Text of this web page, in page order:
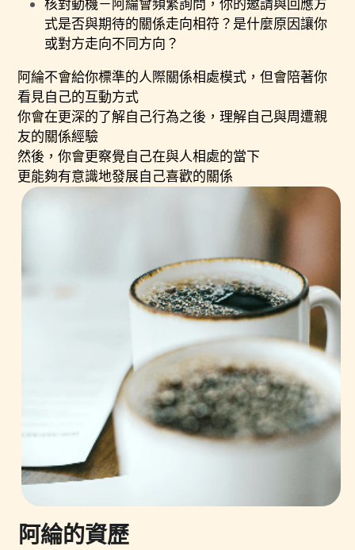
核對動機－阿綸會頻繁詢問，你的邀請與回應方
式是否與期待的關係走向相符？是什麼原因讓你
或對方走向不同方向？
阿綸不會給你標準的人際關係相處模式，但會陪著你
看見自己的互動方式
你會在更深的了解自己行為之後，理解自己與周遭親
友的關係經驗
然後，你會更察覺自己在與人相處的當下
更能夠有意識地發展自己喜歡的關係
阿綸的資歷